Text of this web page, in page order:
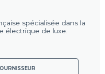
spécialisée dans la
électrique de luxe.